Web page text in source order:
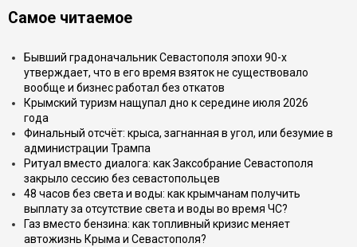
Самое читаемое
Бывший градоначальник Севастополя эпохи 90-х
утверждает, что в его время взяток не существовало
вообще и бизнес работал без откатов
Крымский туризм нащупал дно к середине июля 2026
года
Финальный отсчёт: крыса, загнанная в угол, или безумие в
администрации Трампа
Ритуал вместо диалога: как Заксобрание Севастополя
закрыло сессию без севастопольцев
48 часов без света и воды: как крымчанам получить
выплату за отсутствие света и воды во время ЧС?
Газ вместо бензина: как топливный кризис меняет
автожизнь Крыма и Севастополя?